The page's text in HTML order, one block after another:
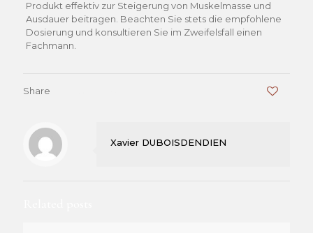
Produkt effektiv zur Steigerung von Muskelmasse und
Ausdauer beitragen. Beachten Sie stets die empfohlene
Dosierung und konsultieren Sie im Zweifelsfall einen
Fachmann.
Share
Xavier DUBOISDENDIEN